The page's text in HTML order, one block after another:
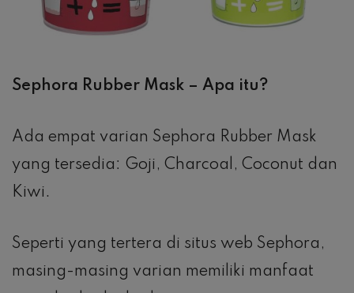
Sephora Rubber Mask – Apa itu?
Ada empat varian Sephora Rubber Mask
yang tersedia: Goji, Charcoal, Coconut dan
Kiwi.
Seperti yang tertera di situs web Sephora,
masing-masing varian memiliki manfaat